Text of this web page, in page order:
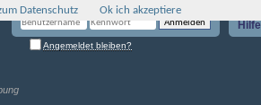
Hilfe
Angemeldet bleiben?
Datenschutz Ok ich akzeptiere